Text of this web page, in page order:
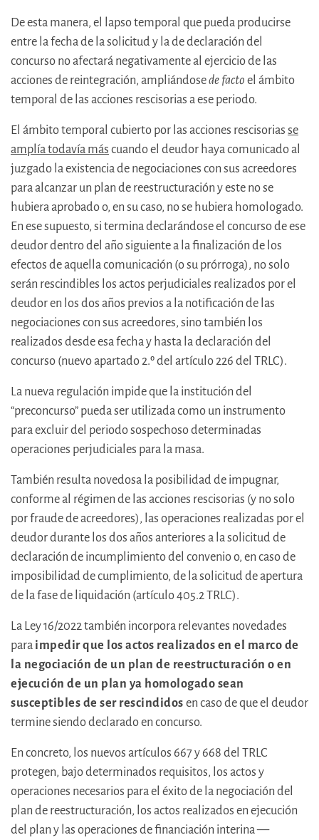
De esta manera, el lapso temporal que pueda producirse
entre la fecha de la solicitud y la de declaración del
concurso no afectará negativamente al ejercicio de las
acciones de reintegración, ampliándosede facto el ámbito
temporal de las acciones rescisorias a ese periodo.
El ámbito temporal cubierto por las acciones rescisorias se
amplía todavía más cuando el deudor haya comunicado al
juzgado la existencia de negociaciones con sus acreedores
para alcanzar un plan de reestructuración y este no se
hubiera aprobado o, en su caso, no se hubiera homologado.
En ese supuesto, si termina declarándose el concurso de ese
deudor dentro del año siguiente a la finalización de los
efectos de aquella comunicación (o su prórroga), no solo
serán rescindibles los actos perjudiciales realizados por el
deudor en los dos años previos a la notificación de las
negociaciones con sus acreedores, sino también los
realizados desde esa fecha y hasta la declaración del
concurso (nuevo apartado 2.º del artículo 226 del TRLC).
La nueva regulación impide que la institución del
“preconcurso” pueda ser utilizada como un instrumento
para excluir del periodo sospechoso determinadas
operaciones perjudiciales para la masa.
También resulta novedosa la posibilidad de impugnar,
conforme al régimen de las acciones rescisorias (y no solo
por fraude de acreedores), las operaciones realizadas por el
deudor durante los dos años anteriores a la solicitud de
declaración de incumplimiento del convenio o, en caso de
imposibilidad de cumplimiento, de la solicitud de apertura
de la fase de liquidación (artículo 405.2 TRLC).
La Ley 16/2022 también incorpora relevantes novedades
para impedir que los actos realizados en el marco de
la negociación de un plan de reestructuración o en
ejecución de un plan ya homologado sean
susceptibles de ser rescindidos en caso de que el deudor
termine siendo declarado en concurso.
En concreto, los nuevos artículos 667 y 668 del TRLC
protegen, bajo determinados requisitos, los actos y
operaciones necesarios para el éxito de la negociación del
plan de reestructuración, los actos realizados en ejecución
del plan y las operaciones de financiación interina —